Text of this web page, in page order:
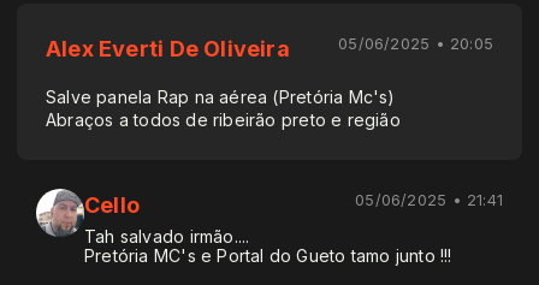
Alex Everti De Oliveira 05/06/2025 • 20:05
Salve panela Rap na aérea (Pretória Mc's)
Abraços a todos de ribeirão preto e região
Cello 05/06/2025 • 21:41
Tah salvado irmão....
Pretória MC's e Portal do Gueto tamo junto !!!